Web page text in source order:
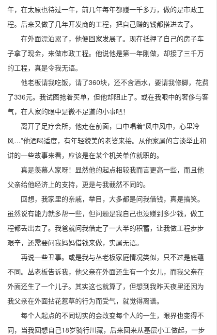
年，在太原也待过一年，前几年每年都赚一千多万，做的是市政工
程。后来又做了几年开发商的工程，把自己赚的钱都搭进去了。
在外面漂泊累了，他便回家发展了。现在抵押了自己的房子车
子拿了现金，来做市政工程。他说他是第一年刚做，却接了三千万
的工程，真是令我无语。
他老板请我吃饭，请了360块，还不含酒水，要请我修脚，花费
了336元。我试图抢着买单，但他却阻止了。或在我眼中的奢侈与客
气，在人家的眼中是微不足道的小事吧！
离开了足疗会所，他走在前面，口中唱着“风中风中，心里冷
风…”他酒喝适度，有年轻貌美的老婆来接。从他家属的言谈举止和
讲的一些故事来看，应该是在某个机关单位就职的。
真是羡慕人家呀！显然他的起点相较我而言更高一些，而且他
父亲给他经济上的支持，更是与我截然不同的。
回想，我家里的亲戚，举目，大多都是问我借钱，真是搞笑。
虽然说有能力就多帮一些，但问题是我自己也没赚到多少钱，做工
程都丢出去了。我爸就问我借走了一大半的积蓄，让我做工程步步
艰辛，还需要问我妈妈借钱来做，实属无语。
再说一些丑事。或是我与丛老板家庭情况类似，只不过是底蕴
不同。丛老板告诉我，他父亲在外面还生有一个女儿，而我父亲在
外面还生了一个儿子。其实这也就算了，但想到我昨天夜里还因为
我父亲在外面拈花惹草的行为而受气，就觉得离谱。
每个人起点的不同切实的会改变每个人的一生，眼界也变得不
同，当我回想自己18岁骑行川藏，后来回来从基层小工做起，一步